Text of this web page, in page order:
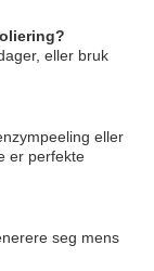
eller bruk
eller
er perfekte
seg mens